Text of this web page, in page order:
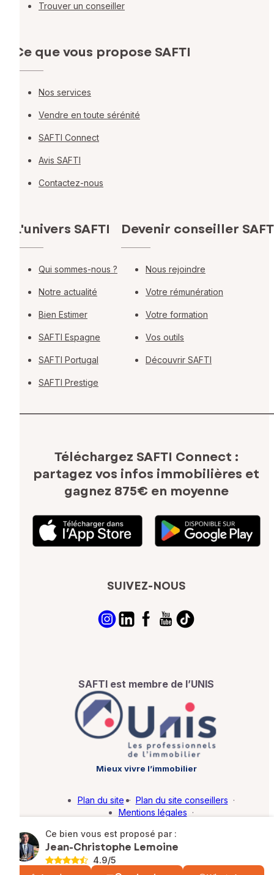
Ce bien vous est proposé par :
Jean-Christophe Lemoine
4.9/5
Trouver un conseiller
Ce que vous propose SAFTI
Nos services
Vendre en toute sérénité
SAFTI Connect
Avis SAFTI
Contactez-nous
L'univers SAFTI
Qui sommes-nous ?
Notre actualité
Bien Estimer
SAFTI Espagne
SAFTI Portugal
SAFTI Prestige
Devenir conseiller
Nous rejoindre
Votre rémunération
Votre formation
Vos outils
Découvrir SAFTI
Téléchargez SAFTI Connect :
partagez vos infos immobilières et
gagnez 875€ en moyenne
SUIVEZ-NOUS
SAFTI est membre de l’UNIS
Mieux vivre l’immobilier
© SAFTI 2026. Tous droits réservés.
Plan du site · Plan du site conseillers ·
Mentions légales ·
Barème d'honoraires · Paramétrer mes cookies